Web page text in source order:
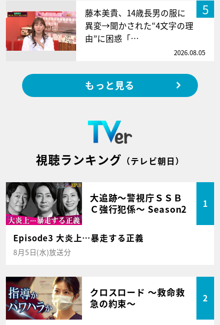
5
藤本美貴、14歳長男の服に
異変→聞かされた“4文字の理
由”に困惑「…
2026.08.05
もっと見る
視聴ランキング （テレビ朝日）
大追跡～警視庁ＳＳＢ
Ｃ強行犯係～ Season2
1
Episode3 大炎上…暴走する正義
8月5日(水)放送分
クロスロード ～救命救
急の約束～
2